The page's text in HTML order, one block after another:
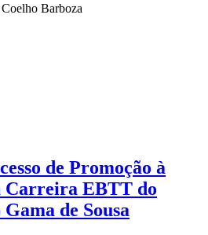
Barboza
de Promoção à
Carreira EBTT do
de Sousa